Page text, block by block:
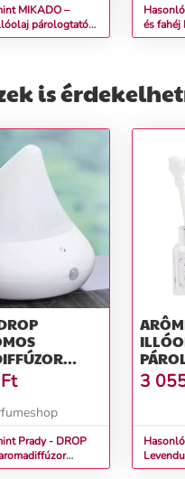
MIKADO –
és fahéj Illóolaj párologtató 30
ml
is
150 ML
Ft
Prady - DROP
150 ml
3
Levendula Illóolaj
30 ml